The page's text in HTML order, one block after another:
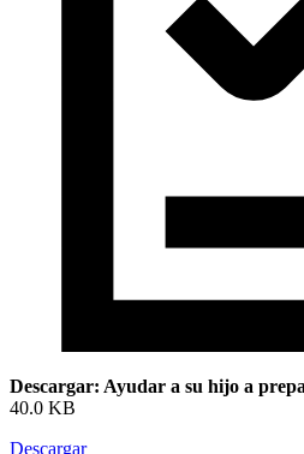
Descargar: Ayudar a su hijo a
40.0 KB
Descargar